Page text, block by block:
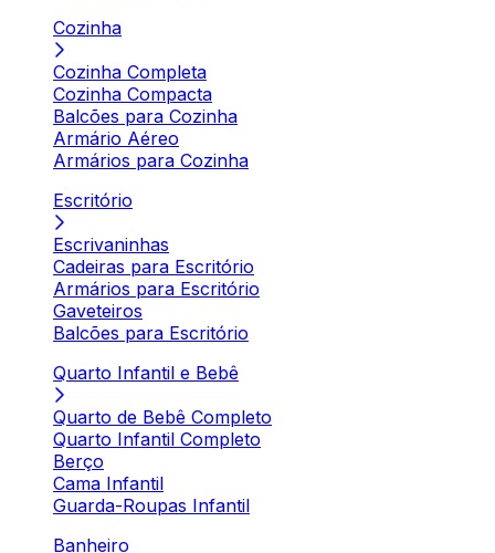
Cozinha
Cozinha Completa
Cozinha Compacta
Balcões para Cozinha
Armário Aéreo
Armários para Cozinha
Escritório
Escrivaninhas
Cadeiras para Escritório
Armários para Escritório
Gaveteiros
Balcões para Escritório
Quarto Infantil e Bebê
Quarto de Bebê Completo
Quarto Infantil Completo
Berço
Cama Infantil
Guarda-Roupas Infantil
Banheiro